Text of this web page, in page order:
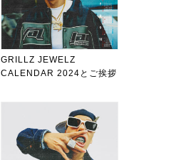
GRILLZ JEWELZ
CALENDAR 2024とご挨拶